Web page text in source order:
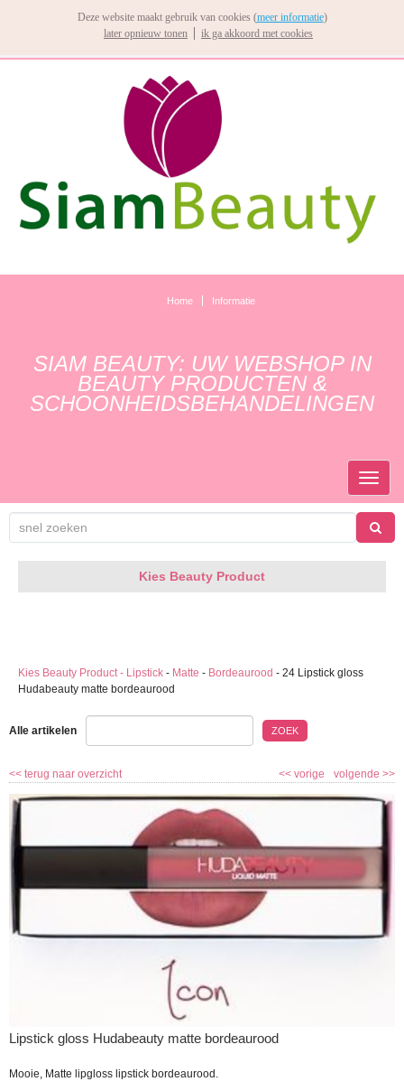
Home Informatie
SIAM BEAUTY: UW WEBSHOP IN
BEAUTY PRODUCTEN &
SCHOONHEIDSBEHANDELINGEN
Kies Beauty Product
Kies Beauty Product - Lipstick - Matte - Bordeaurood - 24 Lipstick gloss
Hudabeauty matte bordeaurood
Alle artikelen ZOEK
<< terug naar overzicht volgende >>
<< vorige
Lipstick gloss Hudabeauty matte bordeaurood
Mooie, Matte lipgloss lipstick bordeaurood.
Deze website maakt gebruik van cookies (meer informatie)
later opnieuw tonen
ik ga akkoord met cookies